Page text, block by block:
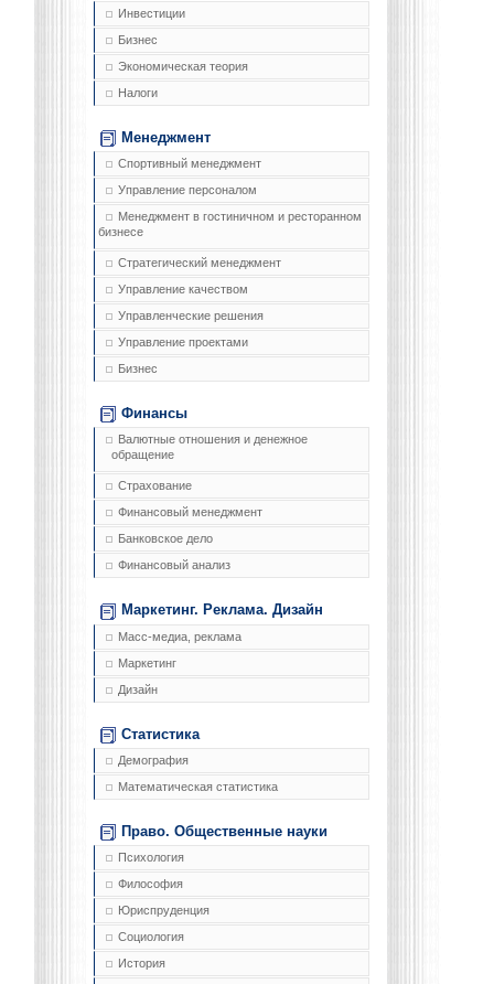
Инвестиции
Бизнес
Экономическая теория
Налоги
Менеджмент
Спортивный менеджмент
Управление персоналом
Менеджмент в гостиничном и ресторанном
бизнесе
Стратегический менеджмент
Управление качеством
Управленческие решения
Управление проектами
Бизнес
Финансы
Валютные отношения и денежное
обращение
Страхование
Финансовый менеджмент
Банковское дело
Финансовый анализ
Маркетинг. Реклама. Дизайн
Масс-медиа, реклама
Маркетинг
Дизайн
Статистика
Демография
Математическая статистика
Право. Общественные науки
Психология
Философия
Юриспруденция
Социология
История